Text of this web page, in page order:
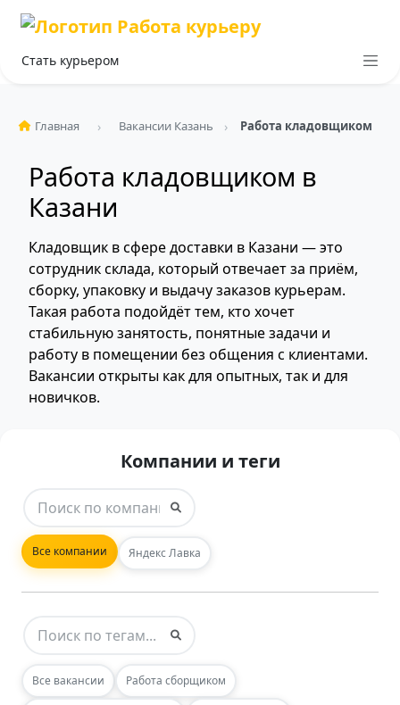
Стать курьером
Главная Вакансии Казань Работа кладовщиком
Работа кладовщиком в
Казани
Кладовщик в сфере доставки в Казани — это
сотрудник склада, который отвечает за приём,
сборку, упаковку и выдачу заказов курьерам.
Такая работа подойдёт тем, кто хочет
стабильную занятость, понятные задачи и
работу в помещении без общения с клиентами.
Вакансии открыты как для опытных, так и для
новичков.
Компании и теги
Все компании Яндекс Лавка
Все вакансии Работа сборщиком